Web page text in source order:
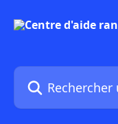
Rechercher un